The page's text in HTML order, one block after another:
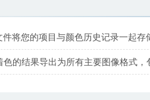
件将您的项目与颜色历史记录一起存
色的结果导出为所有主要图像格式